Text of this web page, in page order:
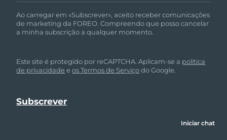
Ao carregar em «Subscrever», aceito receber comunicações
de marketing da FOREO. Compreendo que posso cancelar
a minha subscrição a qualquer momento.
Este site é protegido por reCAPTCHA. Aplicam-se a política
de privacidade eos Termos de Serviçodo Google.
Iniciar chat